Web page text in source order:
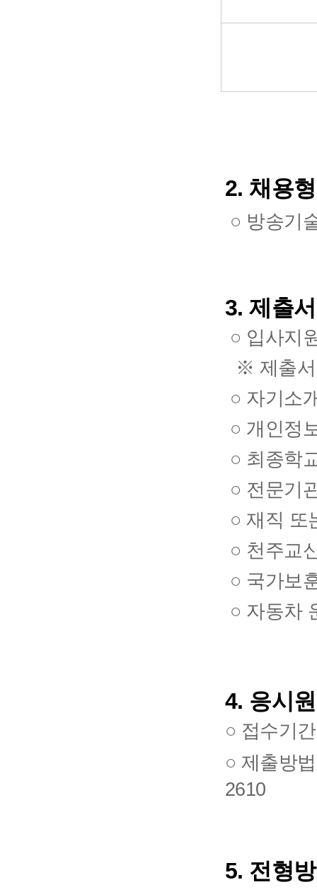
2.채용
○ 방송기
3. 제출
○ 입사지
※ 제출서
○ 자기소
○ 개인정
○ 최종학
○ 전문기
○ 재직 또
○ 천주교
○ 국가보
○ 자동차
4. 응시
○ 접수기
○ 제출방
2610
5. 전형